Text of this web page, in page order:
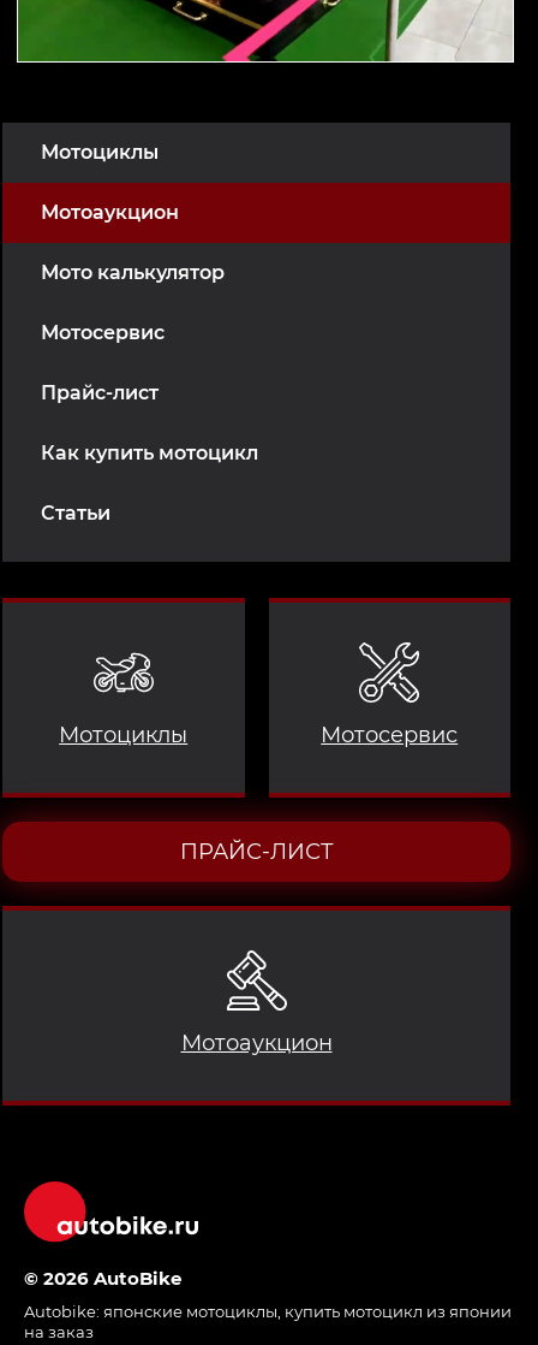
Мотоциклы
Мотоаукцион
Мото калькулятор
Мотосервис
Прайс-лист
Как купить мотоцикл
Статьи
Мотоциклы
Мотоаукцион
Мотосервис
ПРАЙС-ЛИСТ
© 2026 AutoBike
Autobike: японские мотоциклы купить мотоцикл из японии
на заказ